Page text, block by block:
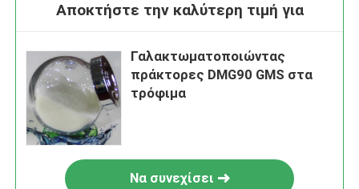
Αποκτήστε την καλύτερη τιμή για
Γαλακτωματοποιώντας
πράκτορες DMG90 GMS στα
τρόφιμα
Να συνεχίσει